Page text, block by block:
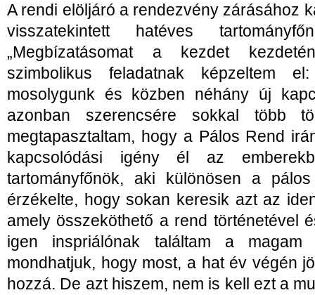
A rendi elöljáró a rendezvény zárásához
visszatekintett hatéves
„Megbízatásomat a kezdet
szimbolikus feladatnak képzeltem
mosolygunk és közben néhány új
azonban szerencsére sokkal több
megtapasztaltam, hogy a Pálos Rend
kapcsolódási igény él az
tartományfőnök, aki különösen a
érzékelte, hogy sokan keresik azt az
amely összeköthető a rend történetével
igen inspriálónak találtam a
mondhatjuk, hogy most, a hat év végén
hozzá. De azt hiszem, nem is kell ezt a